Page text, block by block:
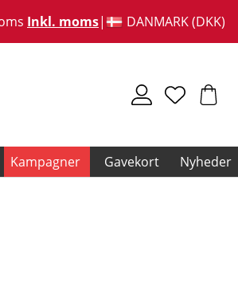
Inkl. moms DANMARK (DKK)
Kampagner Gavekort Nyheder